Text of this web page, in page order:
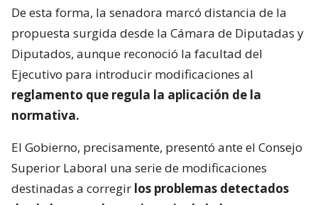
De esta forma, la senadora marcó distancia de la
propuesta surgida desde la Cámara de Diputadas y
Diputados, aunque reconoció la facultad del
Ejecutivo para introducir modificaciones al
reglamento que regula la aplicación de la
normativa.
El Gobierno, precisamente, presentó ante el Consejo
Superior Laboral una serie de modificaciones
destinadas a corregir los problemas detectados